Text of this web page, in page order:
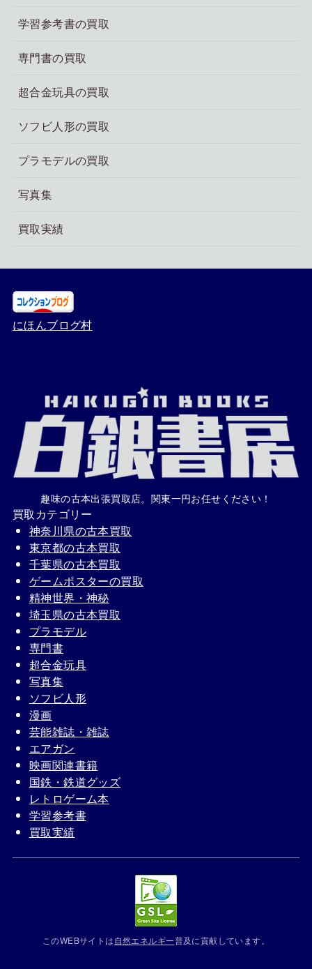
学習参考書の買取
専門書の買取
超合金玩具の買取
ソフビ人形の買取
プラモデルの買取
写真集
買取実績
にほんブログ村
趣味の古本出張買取店。関東一円お任せください！
買取カテゴリー
神奈川県の古本買取
東京都の古本買取
千葉県の古本買取
ゲームポスターの買取
精神世界・神秘
埼玉県の古本買取
プラモデル
専門書
超合金玩具
写真集
ソフビ人形
漫画
芸能雑誌・雑誌
エアガン
映画関連書籍
国鉄・鉄道グッズ
レトロゲーム本
学習参考書
買取実績
このWEBサイトは自然エネルギー普及に貢献しています。